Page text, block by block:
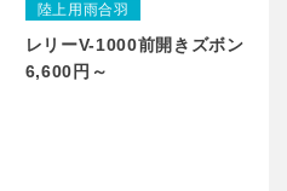
陸上用雨合羽
レリーV-1000前開きズボン
6,600円～